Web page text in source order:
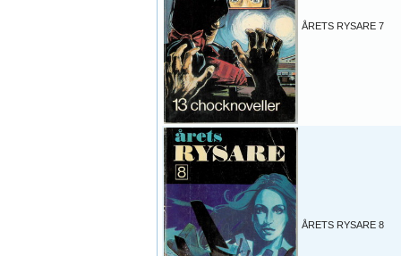
ÅRETS RYSARE 7
ÅRETS RYSARE 8